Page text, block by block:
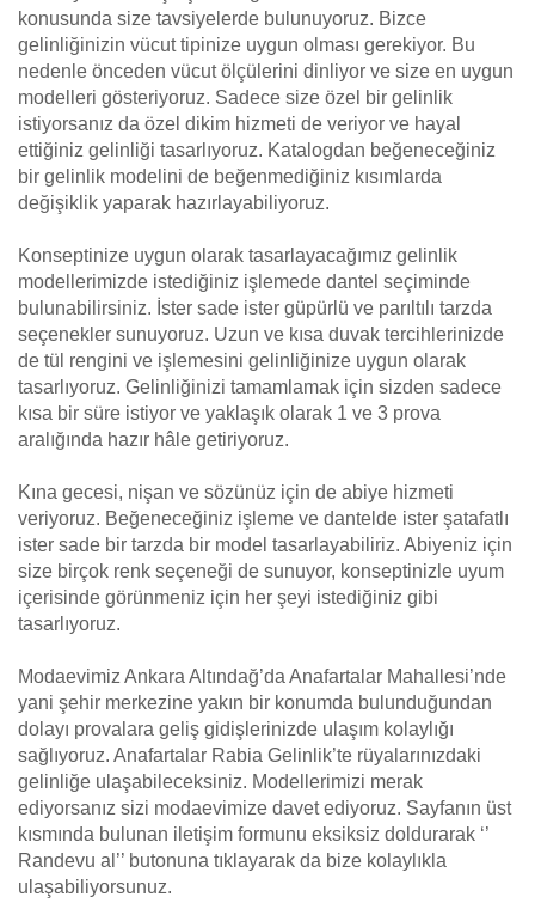
konusunda size tavsiyelerde bulunuyoruz. Bizce
gelinliğinizin vücut tipinize uygun olması gerekiyor. Bu
nedenle önceden vücut ölçülerini dinliyor ve size en uygun
modelleri gösteriyoruz. Sadece size özel bir gelinlik
istiyorsanız da özel dikim hizmeti de veriyor ve hayal
ettiğiniz gelinliği tasarlıyoruz. Katalogdan beğeneceğiniz
bir gelinlik modelini de beğenmediğiniz kısımlarda
değişiklik yaparak hazırlayabiliyoruz.
Konseptinize uygun olarak tasarlayacağımız gelinlik
modellerimizde istediğiniz işlemede dantel seçiminde
bulunabilirsiniz. İster sade ister güpürlü ve parıltılı tarzda
seçenekler sunuyoruz. Uzun ve kısa duvak tercihlerinizde
de tül rengini ve işlemesini gelinliğinize uygun olarak
tasarlıyoruz. Gelinliğinizi tamamlamak için sizden sadece
kısa bir süre istiyor ve yaklaşık olarak 1 ve 3 prova
aralığında hazır hâle getiriyoruz.
Kına gecesi, nişan ve sözünüz için de abiye hizmeti
veriyoruz. Beğeneceğiniz işleme ve dantelde ister şatafatlı
ister sade bir tarzda bir model tasarlayabiliriz. Abiyeniz için
size birçok renk seçeneği de sunuyor, konseptinizle uyum
içerisinde görünmeniz için her şeyi istediğiniz gibi
tasarlıyoruz.
Modaevimiz Ankara Altındağ’da Anafartalar Mahallesi’nde
yani şehir merkezine yakın bir konumda bulunduğundan
dolayı provalara geliş gidişlerinizde ulaşım kolaylığı
sağlıyoruz. Anafartalar Rabia Gelinlik’te rüyalarınızdaki
gelinliğe ulaşabileceksiniz. Modellerimizi merak
ediyorsanız sizi modaevimize davet ediyoruz. Sayfanın üst
kısmında bulunan iletişim formunu eksiksiz doldurarak ‘’
Randevu al’’ butonuna tıklayarak da bize kolaylıkla
ulaşabiliyorsunuz.